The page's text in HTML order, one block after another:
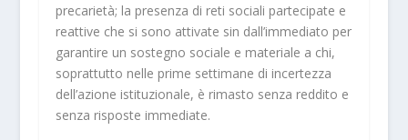
precarietà; la presenza di reti sociali partecipate e
reattive che si sono attivate sin dall’immediato per
garantire un sostegno sociale e materiale a chi,
soprattutto nelle prime settimane di incertezza
dell’azione istituzionale, è rimasto senza reddito e
senza risposte immediate.